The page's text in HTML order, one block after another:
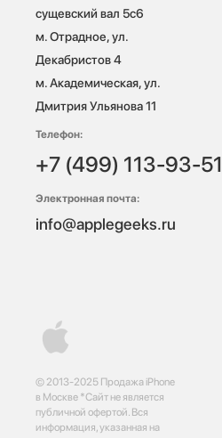
© 2013-2025 Продажа iPhone
в Москве *Сайт не является
публичной офертой. Вся
информация, указанная на
сущевский вал 5с6
м. Отрадное, ул.
Декабристов 4
м. Академическая, ул.
Дмитрия Ульянова 11
Телефон:
+7 (499) 113-93-51
Электронная почта:
info@applegeeks.ru